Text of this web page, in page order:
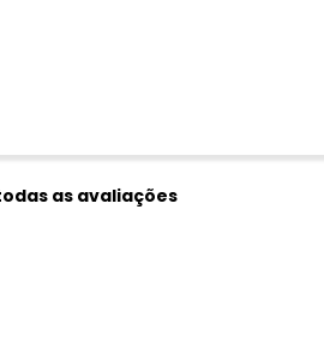
as avaliações